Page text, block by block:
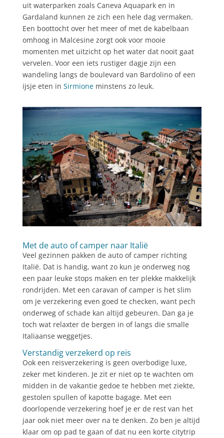
uit waterparken zoals Caneva Aquapark en in
Gardaland kunnen ze zich een hele dag vermaken.
Een boottocht over het meer of met de kabelbaan
omhoog in Malcesine zorgt ook voor mooie
momenten met uitzicht op het water dat nooit gaat
vervelen. Voor een iets rustiger dagje zijn een
wandeling langs de boulevard van Bardolino of een
ijsje eten in Sirmioneminstens zo leuk.
Met de auto of camper naar Italië
Veel gezinnen pakken de auto of camper richting
Italië. Dat is handig, want zo kun je onderweg nog
een paar leuke stops maken en ter plekke makkelijk
rondrijden. Met een caravan of camper is het slim
om je verzekering even goed te checken, want pech
onderweg of schade kan altijd gebeuren. Dan ga je
toch wat relaxter de bergen in of langs die smalle
Italiaanse weggetjes.
Verstandig verzekerd op reis
Ook een reisverzekering is geen overbodige luxe,
zeker met kinderen. Je zit er niet op te wachten om
midden in de vakantie gedoe te hebben met ziekte,
gestolen spullen of kapotte bagage. Met een
doorlopende verzekering hoef je er de rest van het
jaar ook niet meer over na te denken. Zo ben je altijd
klaar om op pad te gaan of dat nu een korte citytrip